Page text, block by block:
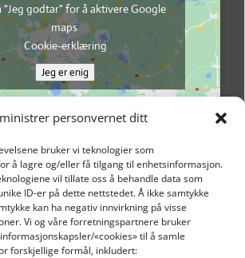
personvernet ditt
bruker vi teknologier som
å lagre og/eller få tilgang til enhetsinformasjon.
vil tillate oss å behandle data som
ID-er på dette nettstedet. Å ikke samtykke
kan ha negativ innvirkning på visse
Vi og våre forretningspartnere bruker
«cookies» til å samle
forskjellige formål, inkludert:
"Jeg godtar" for å aktivere Google
maps
Cookie-erklæring
Jeg er enig